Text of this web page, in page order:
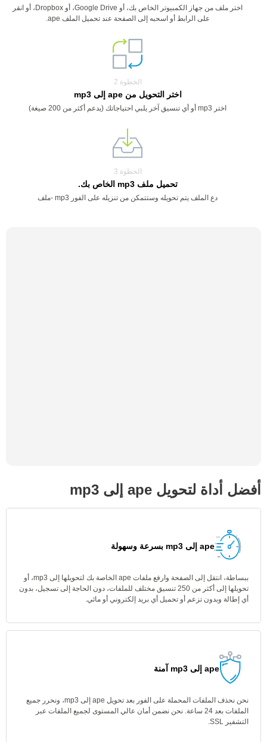
اختر ملف من جهاز الكمبيوتر الخاص بك، أو Google Drive، أو Dropbox، أو انقر
على الرابط أو اسحبه إلى الصفحة عند تحميل الملف ape.
الخطوة 2
اختر التحويل من ape إلى mp3
اختر mp3 أو أي تنسيق آخر يلبي احتياجاتك (يدعم أكثر من 200 صيغة)
الخطوة 3
تحميل ملف mp3 الخاص بك.
دع الملف يتم تحويله وستتمكن من تنزيله على الفور mp3 -ملف
أفضل أداة لتحويل ape إلى mp3
ape إلى mp3 بسرعة وسهولة
ببساطة، انتقل إلى الصفحة وارفع ملفات ape الخاصة بك لتحويلها إلى mp3، أو
تحويلها إلى أكثر من 250 تنسيق مختلف للملفات، دون الحاجة إلى تسجيل، بدون
أي إطالة وبدون تزعم أو تحميل أي بريد إلكتروني أو مائي.
ape إلى mp3 آمنة
نحن نحذف الملفات المحملة على الفور بعد تحويل ape إلى mp3، ونحرر جميع
الملفات بعد 24 ساعة. نحن نضمن أمان عالي المستوى لجميع الملفات عبر
التشفير SSL.